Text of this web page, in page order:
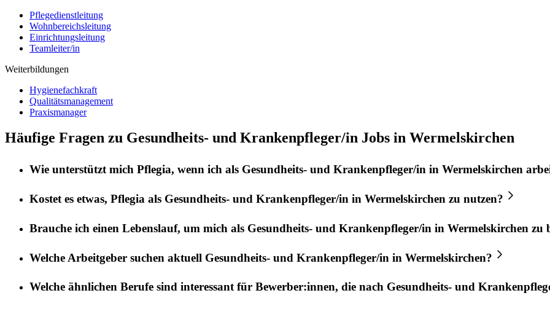
Pflegedienstleitung
Wohnbereichsleitung
Einrichtungsleitung
Teamleiter/in
Weiterbildungen
Hygienefachkraft
Qualitätsmanagement
Praxismanager
Häufige Fragen zu Gesundheits- und Krankenpfleger/in Jobs in Wermelskirchen
Wie unterstützt mich Pflegia, wenn ich als Gesundheits- und Krankenpfleger/in in Wermelskirchen
Kostet es etwas, Pflegia als Gesundheits- und Krankenpfleger/in in Wermelskirchen zu nutzen?
Brauche ich einen Lebenslauf, um mich als Gesundheits- und Krankenpfleger/in in Wermelskirchen zu
Welche Arbeitgeber suchen aktuell Gesundheits- und Krankenpfleger/in in Wermelskirchen?
Welche ähnlichen Berufe sind interessant für Bewerber:innen, die nach Gesundheits- und